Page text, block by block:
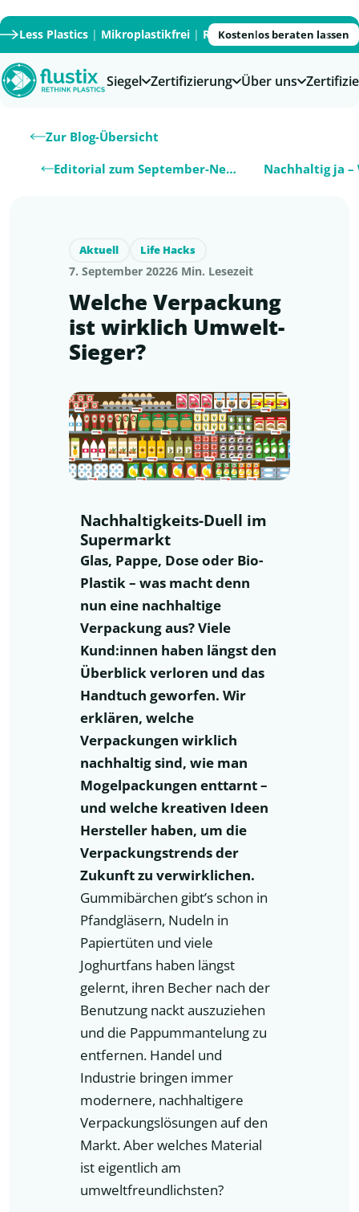
Less Plastics| Mikroplastikfrei| Recycled|Recyclable|
Kostenlos beraten lassen
Siegel Zertifizierung Über uns
Zur Blog-Übersicht
Editorial zum September-Newsletter
Aktuell Life Hacks
7. September 20226 Min. Lesezeit
Welche Verpackung
ist wirklich Umwelt-
Sieger?
Nachhaltigkeits-Duell im
Supermarkt
Glas, Pappe, Dose oder Bio-
Plastik – was macht denn
nun eine nachhaltige
Verpackung aus? Viele
Kund:innen haben längst den
Überblick verloren und das
Handtuch geworfen. Wir
erklären, welche
Verpackungen wirklich
nachhaltig sind, wie man
Mogelpackungen enttarnt –
und welche kreativen Ideen
Hersteller haben, um die
Verpackungstrends der
Zukunft zu verwirklichen.
Gummibärchen gibt’s schon in
Pfandgläsern, Nudeln in
Papiertüten und viele
Joghurtfans haben längst
gelernt, ihren Becher nach der
Benutzung nackt auszuziehen
und die Pappummantelung zu
entfernen. Handel und
Industrie bringen immer
modernere, nachhaltigere
Verpackungslösungen auf den
Markt. Aber welches Material
ist eigentlich am
umweltfreundlichsten?